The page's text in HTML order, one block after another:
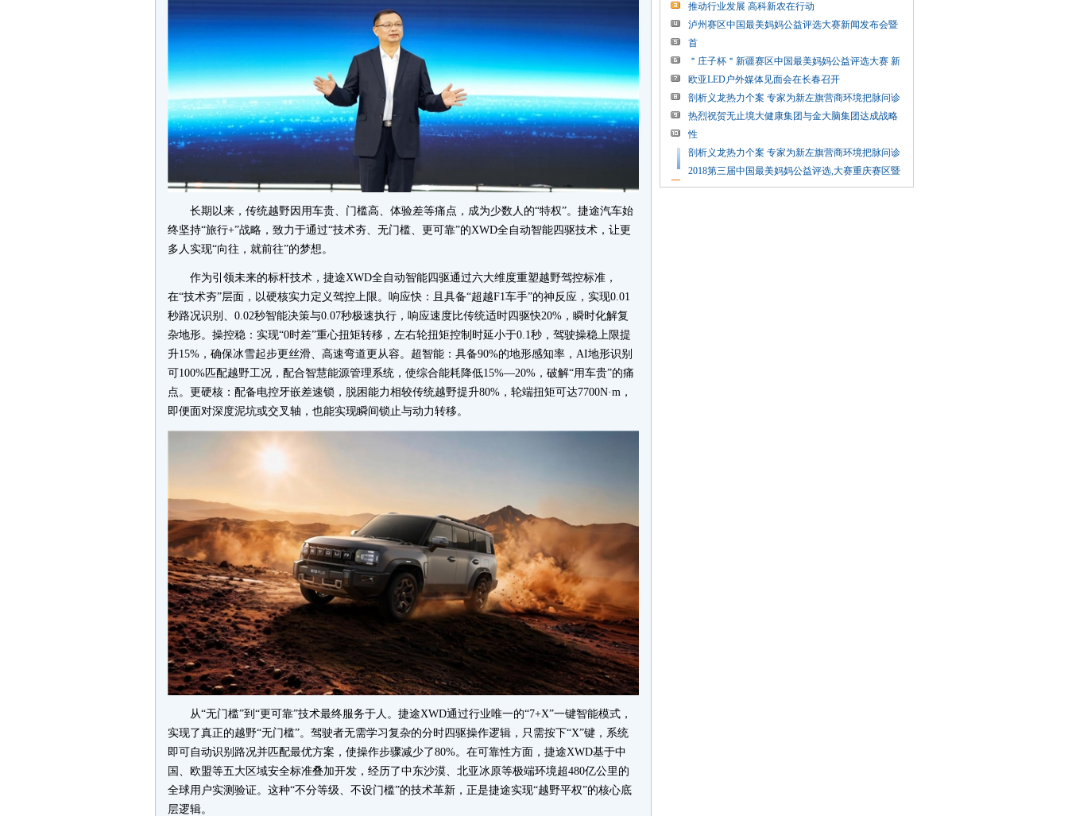
长期以来，传统越野因用车贵、门槛高、体验差等痛点，成为少数人的“特权”。捷途汽车始
终坚持“旅行+”战略，致力于通过“技术夯、无门槛、更可靠”的XWD全自动智能四驱技术，让更
多人实现“向往，就前往”的梦想。
作为引领未来的标杆技术，捷途XWD全自动智能四驱通过六大维度重塑越野驾控标准，
在“技术夯”层面，以硬核实力定义驾控上限。响应快：且具备“超越F1车手”的神反应，实现0.01
秒路况识别、0.02秒智能决策与0.07秒极速执行，响应速度比传统适时四驱快20%，瞬时化解复
杂地形。操控稳：实现“0时差”重心扭矩转移，左右轮扭矩控制时延小于0.1秒，驾驶操稳上限提
升15%，确保冰雪起步更丝滑、高速弯道更从容。超智能：具备90%的地形感知率，AI地形识别
可100%匹配越野工况，配合智慧能源管理系统，使综合能耗降低15%—20%，破解“用车贵”的痛
点。更硬核：配备电控牙嵌差速锁，脱困能力相较传统越野提升80%，轮端扭矩可达7700N·m，
即便面对深度泥坑或交叉轴，也能实现瞬间锁止与动力转移。
从“无门槛”到“更可靠”技术最终服务于人。捷途XWD通过行业唯一的“7+X”一键智能模式，
实现了真正的越野“无门槛”。驾驶者无需学习复杂的分时四驱操作逻辑，只需按下“X”键，系统
即可自动识别路况并匹配最优方案，使操作步骤减少了80%。在可靠性方面，捷途XWD基于中
国、欧盟等五大区域安全标准叠加开发，经历了中东沙漠、北亚冰原等极端环境超480亿公里的
全球用户实测验证。这种“不分等级、不设门槛”的技术革新，正是捷途实现“越野平权”的核心底
层逻辑。
推动行业发展 高科新农在行动
泸州赛区中国最美妈妈公益评选大赛新闻发布会暨
首
＂庄子杯＂新疆赛区中国最美妈妈公益评选大赛 新
欧亚LED户外媒体见面会在长春召开
剖析义龙热力个案 专家为新左旗营商环境把脉问诊
热烈祝贺无止境大健康集团与金大脑集团达成战略
性
剖析义龙热力个案 专家为新左旗营商环境把脉问诊
2018第三届中国最美妈妈公益评选,大赛重庆赛区暨